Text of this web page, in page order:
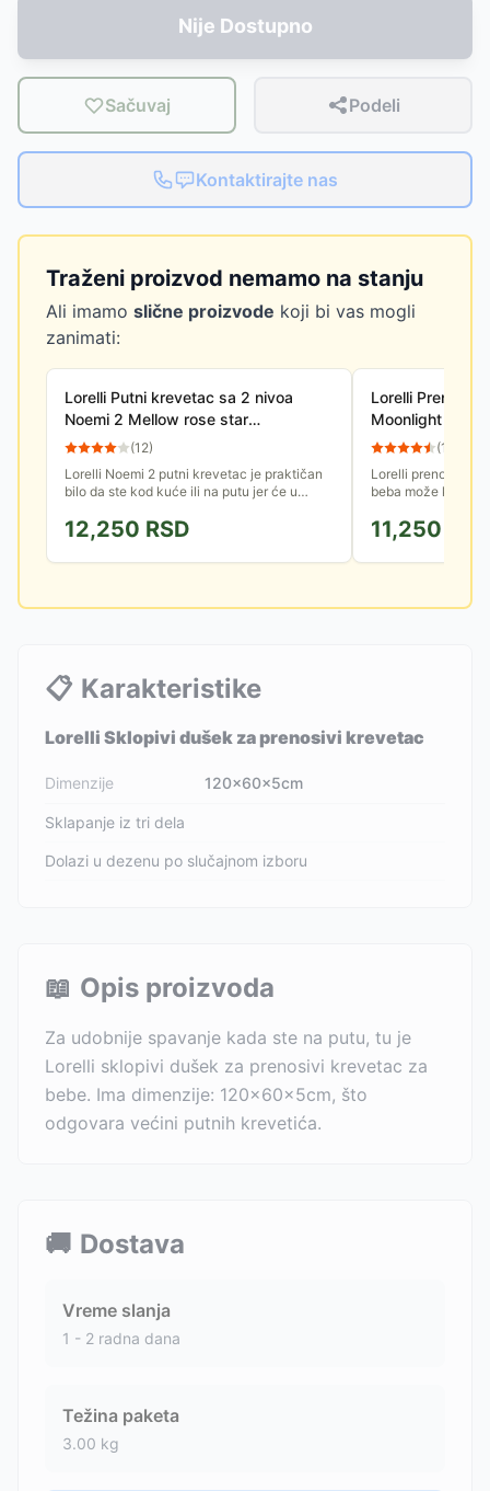
Nije Dostupno
Sačuvaj Podeli
Kontaktirajte nas
Traženi proizvod nemamo na stanju
Ali imamo slične proizvode koji bi vas mogli
zanimati:
Lorelli Putni krevetac sa 2 nivoa
Noemi 2 Mellow rose star
10080552219
(12)
Lorelli Noemi 2 putni krevetac je praktičan
bilo da ste kod kuće ili na putu jer će u
spava ili se igra. Ima 2...
12,250 RSD
Lorelli
Moonlight 2
10080412362
(11
Lorelli prenosivi
beba može
putujete. Ima 2...
11,250
📋 Karakteristike
Lorelli Sklopivi dušek za prenosivi krevetac
Dimenzije 120x60x5cm
Sklapanje iz tri dela
Dolazi u dezenu po slučajnom izboru
📖 Opis proizvoda
Za udobnije spavanje kada ste na putu, tu je
Lorelli sklopivi dušek za prenosivi krevetac za
bebe. Ima dimenzije: 120x60x5cm, što
odgovara većini putnih krevetića.
🚚 Dostava
Vreme slanja
1 - 2 radna dana
Težina paketa
3.00 kg